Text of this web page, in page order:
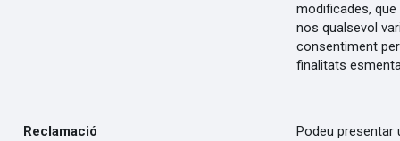
modificades,
nos qualsevol
consentiment
finalitats
Reclamació
Podeu presentar